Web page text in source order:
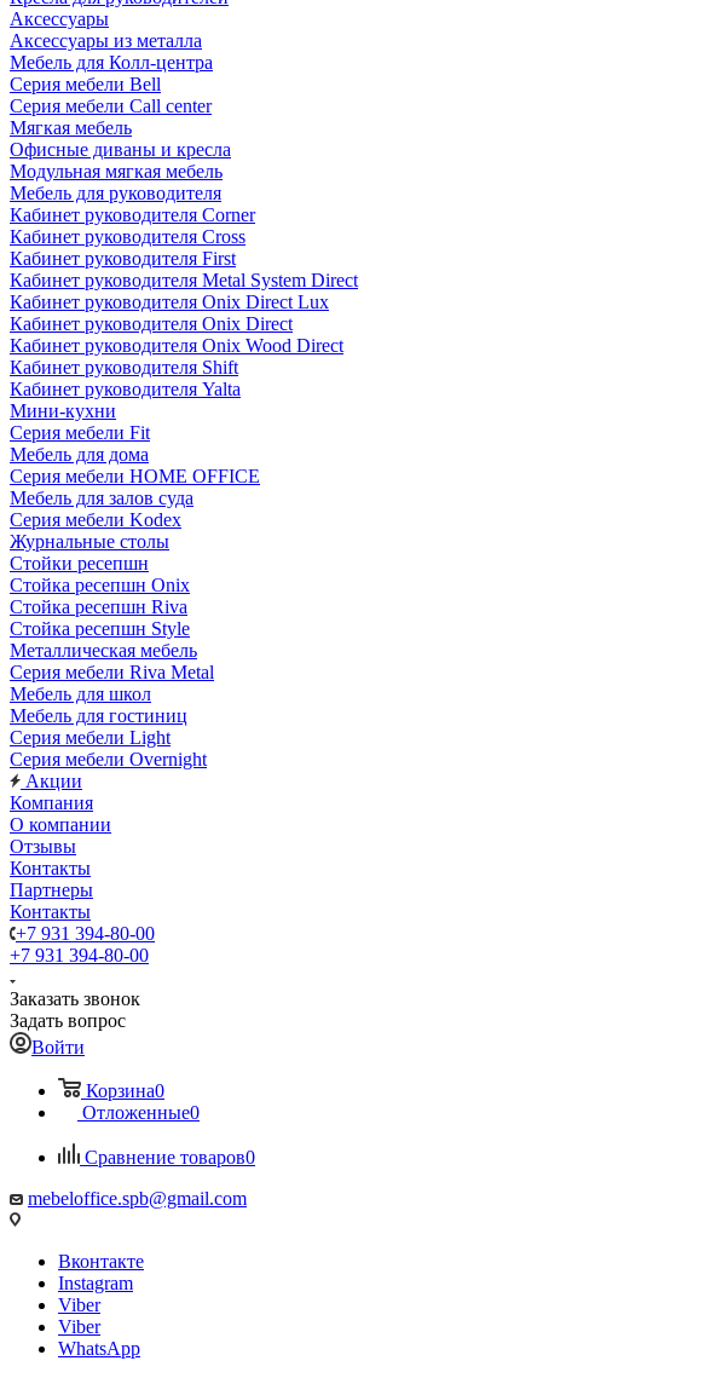
Аксессуары
Аксессуары из металла
Мебель для Колл-центра
Серия мебели Bell
Серия мебели Call center
Мягкая мебель
Офисные диваны и кресла
Модульная мягкая мебель
Мебель для руководителя
Кабинет руководителя Corner
Кабинет руководителя Cross
Кабинет руководителя First
Кабинет руководителя Metal System Direct
Кабинет руководителя Onix Direct Lux
Кабинет руководителя Onix Direct
Кабинет руководителя Onix Wood Direct
Кабинет руководителя Shift
Кабинет руководителя Yalta
Мини-кухни
Серия мебели Fit
Мебель для дома
Серия мебели HOME OFFICE
Мебель для залов суда
Серия мебели Kodex
Журнальные столы
Стойки ресепшн
Стойка ресепшн Onix
Стойка ресепшн Riva
Стойка ресепшн Style
Металлическая мебель
Серия мебели Riva Metal
Мебель для школ
Мебель для гостиниц
Серия мебели Light
Серия мебели Overnight
Акции
Компания
О компании
Отзывы
Контакты
Партнеры
Контакты
+7 931 394-80-00
+7 931 394-80-00
Заказать звонок
Задать вопрос
Войти
Корзина0
Отложенные0
Сравнение товаров0
mebeloffice.spb@gmail.com
Вконтакте
Instagram
Viber
Viber
WhatsApp